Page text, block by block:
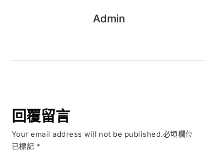
Admin
回覆留言
Your email address will not be published.必填欄位
已標記 *